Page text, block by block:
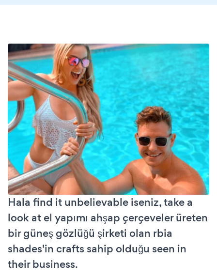
Hala find it unbelievable iseniz, take a
look at el yapımı ahşap çerçeveler üreten
bir güneş gözlüğü şirketi olan rbia
shades'in crafts sahip olduğu seen in
their business.